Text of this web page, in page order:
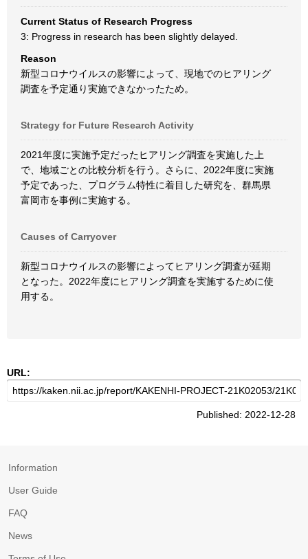
Current Status of Research Progress
3: Progress in research has been slightly delayed.
Reason
新型コロナウイルスの影響によって、現地でのヒアリング
調査を予定通り実施できなかったため。
Strategy for Future Research Activity
2021年度に実施予定だったヒアリング調査を実施した上
で、地域ごとの比較分析を行う。さらに、2022年度に実施
予定であった、プログラム特性に着目した研究を、群馬県
富岡市を事例に実施する。
Causes of Carryover
新型コロナウイルスの影響によってヒアリング調査が延期
となった。2022年度にヒアリング調査を実施するために使
用する。
URL:
Published: 2022-12-28
Information
User Guide
FAQ
News